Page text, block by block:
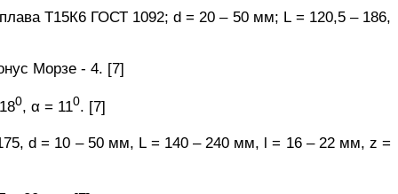
Т15К6 ГОСТ 1092;d = 20 – 50 мм; L= 120,5 – 186,
Морзе - 4. [7]
0, α = 110. [7]
d = 10 – 50 мм, L= 140 – 240 мм, l = 16 – 22 мм, z =